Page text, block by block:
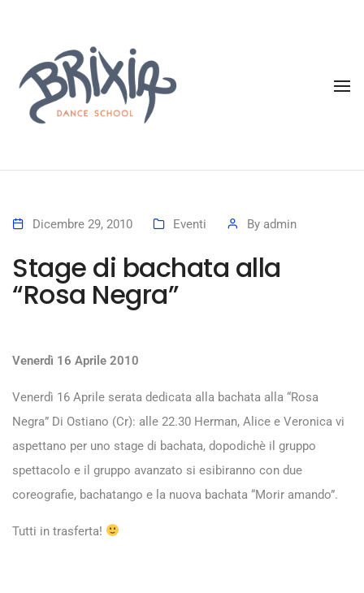
Dicembre 29, 2010 Eventi By admin
Stage di bachata alla
“Rosa Negra”
Venerdì 16 Aprile 2010
Venerdì 16 Aprile serata dedicata alla bachata alla “Rosa
Negra” Di Ostiano (Cr): alle 22.30 Herman, Alice e Veronica vi
aspettano per uno stage di bachata, dopodichè il gruppo
spettacolo e il gruppo avanzato si esibiranno con due
coreografie, bachatango e la nuova bachata “Morir amando”.
Tutti in trasferta!